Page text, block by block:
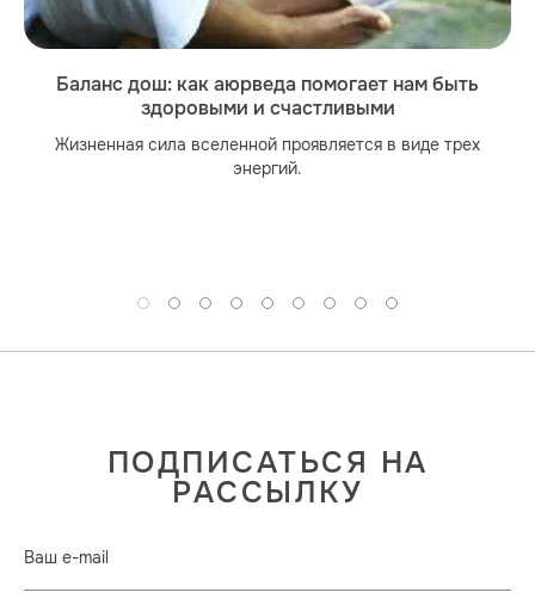
Баланс дош: как аюрведа помогает нам быть
здоровыми и счастливыми
Жизненная сила вселенной проявляется в виде трех
энергий.
ПОДПИСАТЬСЯ НА
РАССЫЛКУ
Ваш e-mail